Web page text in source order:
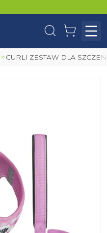
WyszukajKoszyk
CURLI ZESTAW DLA